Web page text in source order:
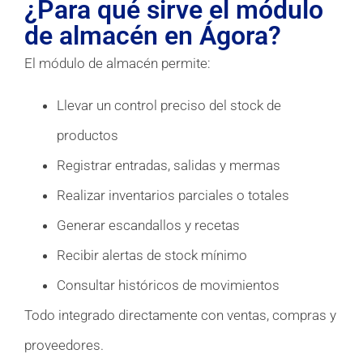
¿Para qué sirve el módulo
de almacén en Ágora?
El módulo de almacén permite:
Llevar un control preciso del stock de
productos
Registrar entradas, salidas y mermas
Realizar inventarios parciales o totales
Generar escandallos y recetas
Recibir alertas de stock mínimo
Consultar históricos de movimientos
Todo integrado directamente con ventas, compras y
proveedores.